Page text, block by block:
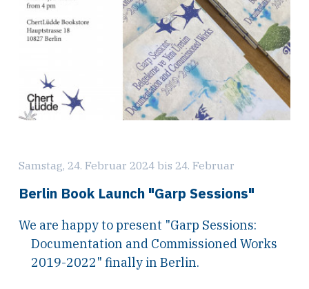
Samstag, 24. Februar 2024 bis 24. Februar
Berlin Book Launch "Garp Sessions"
We are happy to present "Garp Sessions:
Documentation and Commissioned Works
2019-2022" finally in Berlin.